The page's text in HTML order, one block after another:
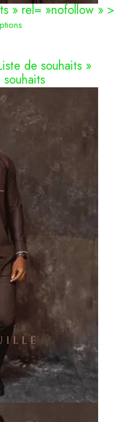
» rel= »nofollow » >
de souhaits »